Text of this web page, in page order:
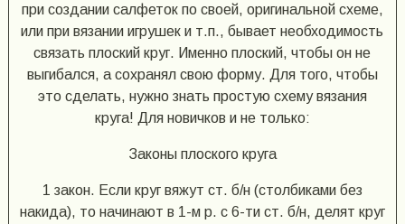
при создании салфеток по своей, оригинальной схеме,
или при вязании игрушек и т.п., бывает необходимость
связать плоский круг. Именно плоский, чтобы он не
выгибался, а сохранял свою форму. Для того, чтобы
это сделать, нужно знать простую схему вязания
круга! Для новичков и не только:
Законы плоского круга
1 закон. Если круг вяжут ст. б/н (столбиками без
накида), то начинают в 1-м р. с 6-ти ст. б/н, делят круг